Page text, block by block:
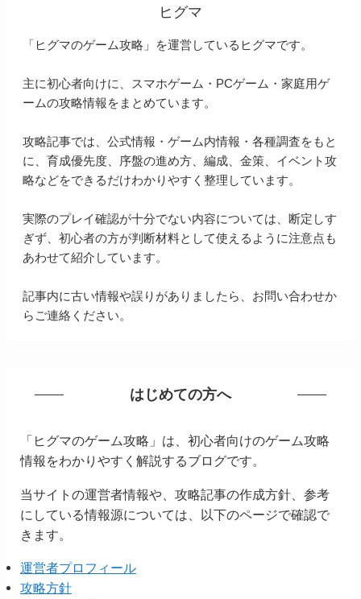
ヒグマ
「ヒグマのゲーム攻略」を運営しているヒグマです。
主に初心者向けに、スマホゲーム・PCゲーム・家庭用ゲ
ームの攻略情報をまとめています。
攻略記事では、公式情報・ゲーム内情報・各種調査をもと
に、育成優先度、序盤の進め方、編成、金策、イベント攻
略などをできるだけわかりやすく整理しています。
実際のプレイ確認が十分でない内容については、断定しす
ぎず、初心者の方が判断材料として使えるように注意点も
あわせて紹介しています。
記事内に古い情報や誤りがありましたら、お問い合わせか
らご連絡ください。
はじめての方へ
「ヒグマのゲーム攻略」は、初心者向けのゲーム攻略
情報をわかりやすく解説するブログです。
当サイトの運営者情報や、攻略記事の作成方針、参考
にしている情報源については、以下のページで確認で
きます。
運営者プロフィール
攻略方針